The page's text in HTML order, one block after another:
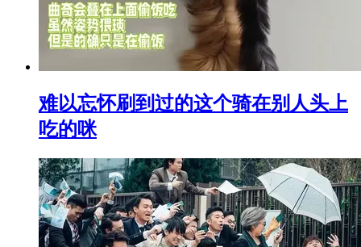
难以忘怀刷到过的这个骑在别人头上
吃的咪